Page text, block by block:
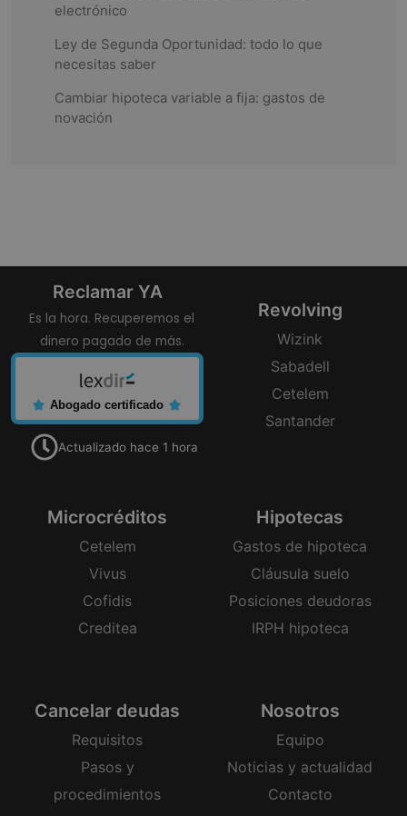
electrónico
Ley de Segunda Oportunidad: todo lo que
necesitas saber
Cambiar hipoteca variable a fija: gastos de
novación
Reclamar YA
Es la hora. Recuperemos el
dinero pagado de más.
Abogado certificado
Actualizado hace 1 hora
Revolving
Wizink
Sabadell
Cetelem
Santander
Microcréditos
Cetelem
Vivus
Cofidis
Creditea
Hipotecas
Gastos de hipoteca
Cláusula suelo
Posiciones deudoras
IRPH hipoteca
Cancelar deudas
Requisitos
Pasos y
procedimientos
Nosotros
Equipo
Noticias y actualidad
Contacto